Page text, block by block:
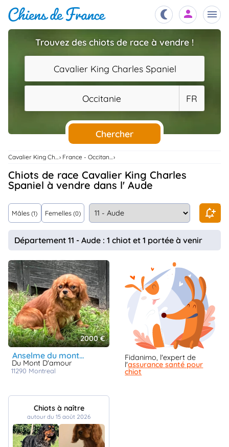
Chiots
Éleveurs
Étalons
Chiens
Services
..
Assurances
Connexion
Trouvez des chiots de race à vendre !
Cavalier King Charles Spaniel
Occitanie FR
Chercher
Cavalier King Charles Spaniel France - Occitanie
Chiots de race Cavalier King Charles
Spaniel à vendre dans l' Aude
Mâles (1) Femelles (0)
Département 11 - Aude : 1 chiot et 1 portée à venir
2000 €
anselme du mont d'amour
Du Mont D'amour
11290 montreal
Fidanimo, l'expert de
l'assurance santé pour
chiot
Chiots à naître
autour du 15 août 2026